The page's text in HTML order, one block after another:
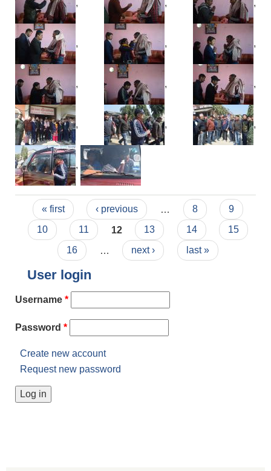
, , ,
, , ,
, , ,
, , ,
,
Pages
« first ‹ previous 8
9
10
11 12 13 14
15
16
next › last »
User login
Username *
Password *
Create new account
Request new password